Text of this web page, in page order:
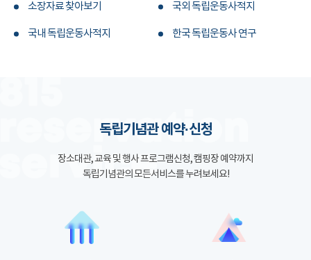
소장자료 찾아보기 국외 독립운동사적지
국내 독립운동사적지 한국 독립운동사 연구
독립기념관 예약·신청
장소대관, 교육 및 행사 프로그램신청, 캠핑장 예약까지
독립기념관의 모든서비스를 누려보세요!